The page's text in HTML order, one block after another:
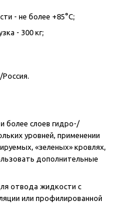
- не более +85°С;
- 300 кг;
более слоев гидро-/
уровней, применении
«зеленых» кровлях,
дополнительные
отвода жидкости с
или профилированной